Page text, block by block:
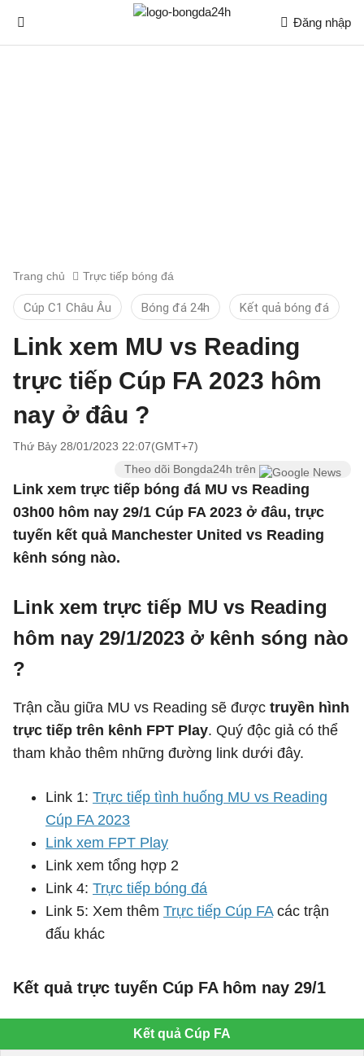
Đăng nhập
Trang chủ Trực tiếp bóng đá
Cúp C1 Châu Âu Bóng đá 24h Kết quả bóng đá
Link xem MU vs Reading
trực tiếp Cúp FA 2023 hôm
nay ở đâu ?
Thứ Bảy 28/01/2023 22:07(GMT+7)
Theo dõi Bongda24h trên
Link xem trực tiếp bóng đá MU vs Reading
03h00 hôm nay 29/1 Cúp FA 2023 ở đâu, trực
tuyến kết quả Manchester United vs Reading
kênh sóng nào.
Link xem trực tiếp MU vs Reading
hôm nay 29/1/2023 ở kênh sóng nào
?
Trận cầu giữa MU vs Reading sẽ được truyền hình
trực tiếp trên kênh FPT Play. Quý độc giả có thể
tham khảo thêm những đường link dưới đây.
Link 1: Trực tiếp tình huống MU vs Reading
Cúp FA 2023
Link xem FPT Play
Link xem tổng hợp 2
Link 4: Trực tiếp bóng đá
Link 5: Xem thêm Trực tiếp Cúp FAcác trận
đấu khác
Kết quả trực tuyến Cúp FA hôm nay 29/1